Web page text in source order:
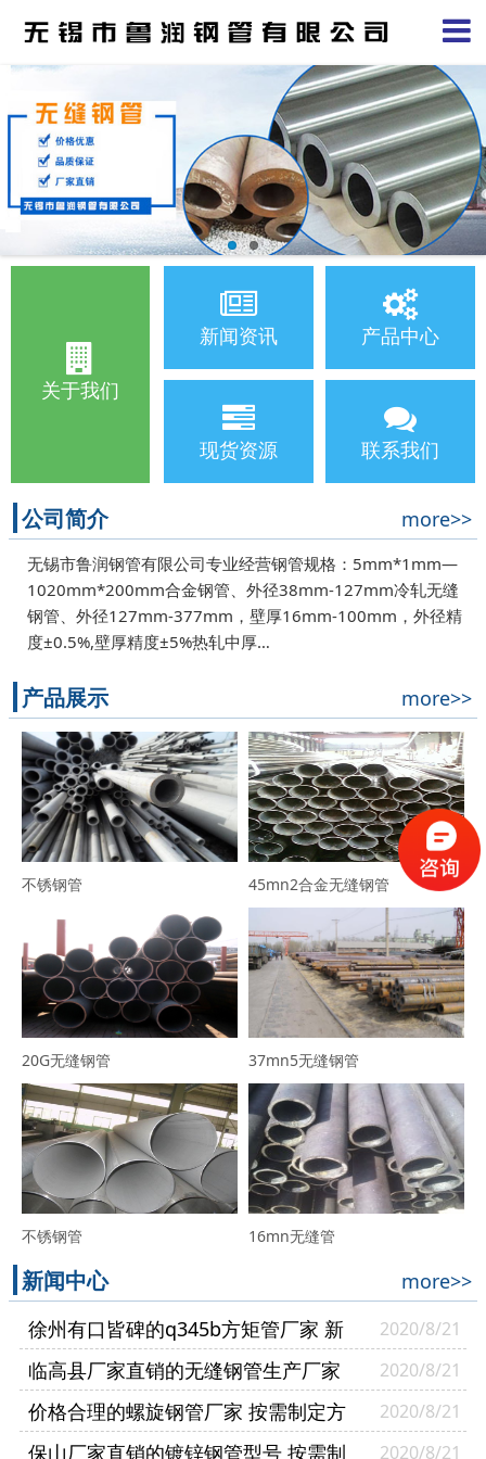
关于我们
新闻资讯 产品中心
现货资源 联系我们
公司简介 more>>
无锡市鲁润钢管有限公司专业经营钢管规格：5mm*1mm—
1020mm*200mm合金钢管、外径38mm-127mm冷轧无缝
钢管、外径127mm-377mm，壁厚16mm-100mm，外径精
度±0.5%,壁厚精度±5%热轧中厚…
产品展示 more>>
不锈钢管 45mn2合金无缝钢管
20G无缝钢管 37mn5无缝钢管
不锈钢管 16mn无缝管
新闻中心
more>>
徐州有口皆碑的q345b方矩管厂家 新
货供应
2020/8/21
临高县厂家直销的无缝钢管生产厂家
实力厂家
2020/8/21
价格合理的螺旋钢管厂家 按需制定方
矩管厂家
2020/8/21
保山厂家直销的镀锌钢管型号 按需制 2020/8/21